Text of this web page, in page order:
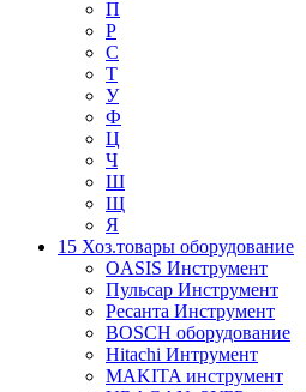
П
Р
С
Т
У
Ф
Ц
Ч
Ш
Щ
Я
15 Хоз.товары оборудование
OASIS Инструмент
Пульсар Инструмент
Ресанта Инструмент
BOSCH оборудование
Hitachi Интрумент
MAKITA инструмент